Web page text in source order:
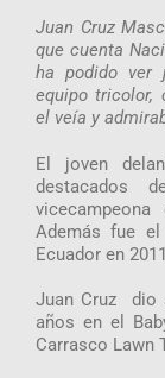
Juan Cruz
que cuenta
ha podido ver
equipo tricolor,
el veía y
El joven
destacados
Además fue
Ecuador en
Juan Cruz dio
años en el
Carrasco Lawn